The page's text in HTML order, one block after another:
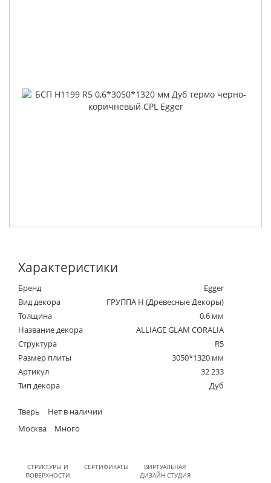
Характеристики
Бренд
Egger
Вид декора
ГРУППА Н (Древесные Декоры)
Толщина
0,6 мм
Название декора
ALLIAGE GLAM CORALIA
Структура
R5
Размер плиты
3050*1320 мм
Артикул
32 233
Тип декора
Дуб
Тверь
Нет в наличии
Москва
Много
СТРУКТУРЫ И
ПОВЕРХНОСТИ
СЕРТИФИКАТЫ
ВИРТУАЛЬНАЯ
ДИЗАЙН СТУДИЯ